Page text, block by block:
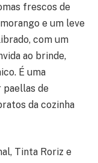
frescos de
e um leve
com um
ao brinde,
É uma
paellas de
da cozinha
Tinta Roriz e